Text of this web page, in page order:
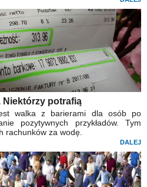
Niektórzy potrafią
walka z barierami dla osób po
pozytywnych przykładów. Tym
rachunków za wodę.
DALEJ